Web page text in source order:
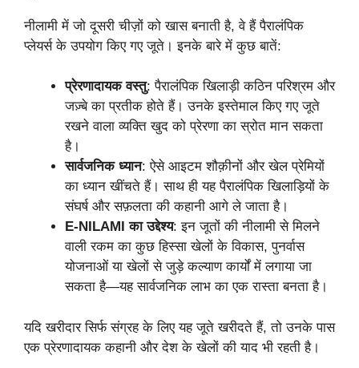
नीलामी में जो दूसरी चीज़ों को खास बनाती है, वे हैं पैरालंपिक
प्लेयर्स के उपयोग किए गए जूते। इनके बारे में कुछ बातें:
प्रेरणादायक वस्तु: पैरालंपिक खिलाड़ी कठिन परिश्रम और
जज़्बे का प्रतीक होते हैं। उनके इस्तेमाल किए गए जूते
रखने वाला व्यक्ति खुद को प्रेरणा का स्रोत मान सकता
है।
सार्वजनिक ध्यान: ऐसे आइटम शौक़ीनों और खेल प्रेमियों
का ध्यान खींचते हैं। साथ ही यह पैरालंपिक खिलाड़ियों के
संघर्ष और सफ़लता की कहानी आगे ले जाता है।
E-NILAMI का उद्देश्य: इन जूतों की नीलामी से मिलने
वाली रकम का कुछ हिस्सा खेलों के विकास, पुनर्वास
योजनाओं या खेलों से जुड़े कल्याण कार्यों में लगाया जा
सकता है—यह सार्वजनिक लाभ का एक रास्ता बनता है।
यदि खरीदार सिर्फ संग्रह के लिए यह जूते खरीदते हैं, तो उनके पास
एक प्रेरणादायक कहानी और देश के खेलों की याद भी रहती है।